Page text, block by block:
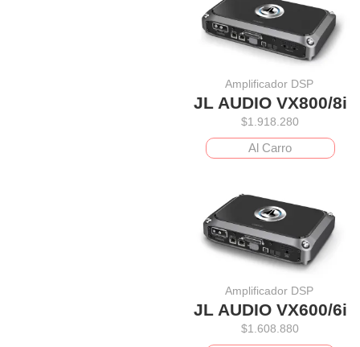
Amplificador DSP
JL AUDIO VX800/8i
$1.918.280
Al Carro
Amplificador DSP
JL AUDIO VX600/6i
$1.608.880